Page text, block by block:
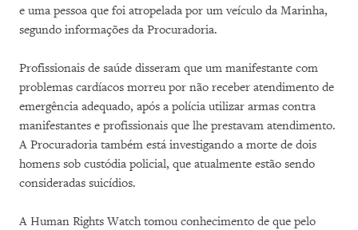
e uma pessoa que foi atropelada por um veículo da Marinha,
segundo informações da Procuradoria.
Profissionais de saúde disseram que um manifestante com
problemas cardíacos morreu por não receber atendimento de
emergência adequado, após a polícia utilizar armas contra
manifestantes e profissionais que lhe prestavam atendimento.
A Procuradoria também está investigando a morte de dois
homens sob custódia policial, que atualmente estão sendo
consideradas suicídios.
A Human Rights Watch tomou conhecimento de que pelo